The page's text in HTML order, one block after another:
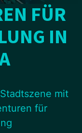
FÜR
IN
mit
für